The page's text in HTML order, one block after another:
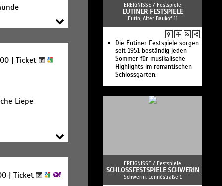
| Ticket
Liepe
| Ticket
EREIGNISSE / Festspiele
EUTINER FESTSPIELE
Eutin, Alter Bauhof 11
Die Eutiner Festspiele sorgen
seit 1951 beständig jeden
Sommer für musikalische
Highlights im romantischen
Schlossgarten.
EREIGNISSE / Festspiele
SCHLOSSFESTSPIELE SCHWERIN
Schwerin, Lennéstraße 1